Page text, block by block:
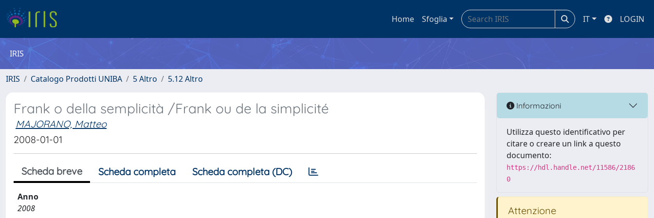
Home Sfoglia IT LOGIN
IRIS
IRIS Catalogo Prodotti UNIBA 5 Altro 5.12 Altro
Frank o della semplicità /Frank ou de la simplicité
MAJORANO, Matteo
2008-01-01
Scheda breve Scheda completa Scheda completa (DC)
Anno
2008
Informazioni
Utilizza questo identificativo per
citare o creare un link a questo
documento:
https://hdl.handle.net/11586/2186
0
Attenzione